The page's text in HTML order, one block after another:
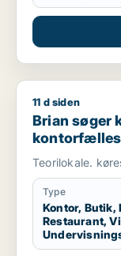
Brian søger
11 d siden
Brian søger
virtuelt
Nykøbing
Teorilokale.
Type
Kontor,
Restaurant,
Garage